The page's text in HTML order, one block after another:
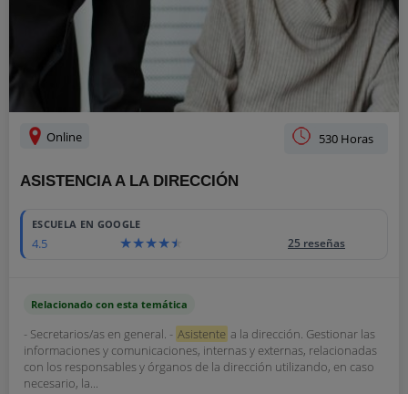
Online 530 Horas
ASISTENCIA A LA DIRECCIÓN
ESCUELA EN GOOGLE
4.5 25 reseñas
Relacionado con esta temática
- Secretarios/as en general. - Asistente a la dirección. Gestionar las
informaciones y comunicaciones, internas y externas, relacionadas
con los responsables y órganos de la dirección utilizando, en caso
necesario, la...